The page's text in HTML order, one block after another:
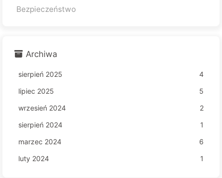
Bezpieczeństwo
Archiwa
sierpień 2025
4
lipiec 2025
5
wrzesień 2024
2
sierpień 2024
1
marzec 2024
6
luty 2024
1